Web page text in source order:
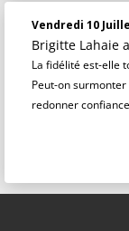
Vendredi 10
Brigitte Lahaie
La fidélité est-elle
Peut-on
redonner